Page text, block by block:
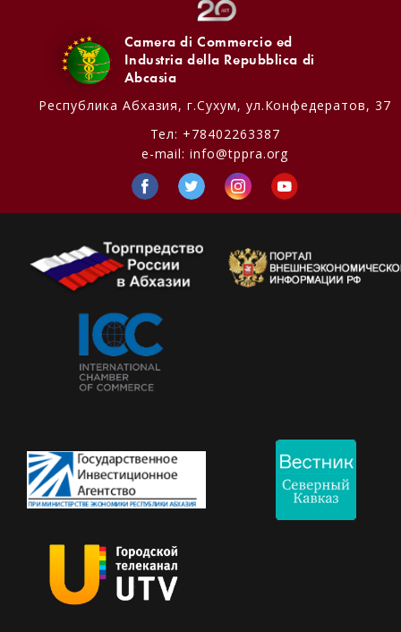
Camera di Commercio ed
Industria della Repubblica di
Abcasia
Республика Абхазия, г.Сухум, ул.Конфедератов, 37
Тел: +78402263387
e-mail:info@tppra.org